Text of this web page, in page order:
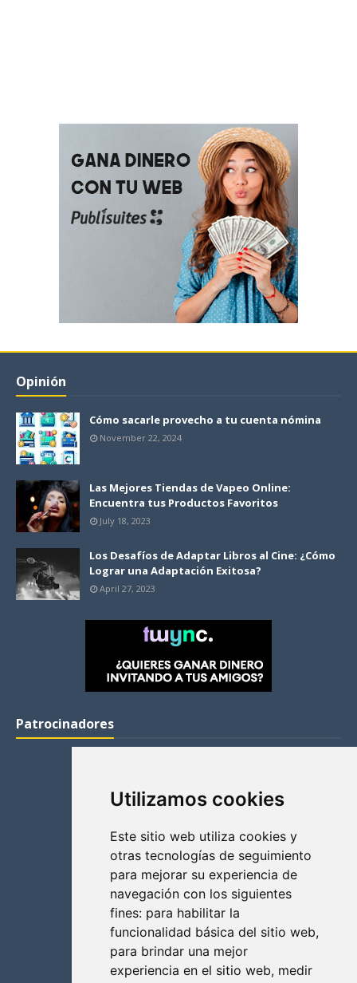
Utilizamos cookies
Este sitio web utiliza cookies y
otras tecnologías de seguimiento
para mejorar su experiencia de
navegación con los siguientes
fines: para habilitar la
funcionalidad básica del sitio web,
para brindar una mejor
experiencia en el sitio web, medir
Opinión
Cómo sacarle provecho a tu cuenta nómina
November 22, 2024
Las Mejores Tiendas de Vapeo Online:
Encuentra tus Productos Favoritos
July 18, 2023
Los Desafíos de Adaptar Libros al Cine: ¿Cómo
Lograr una Adaptación Exitosa?
April 27, 2023
Patrocinadores